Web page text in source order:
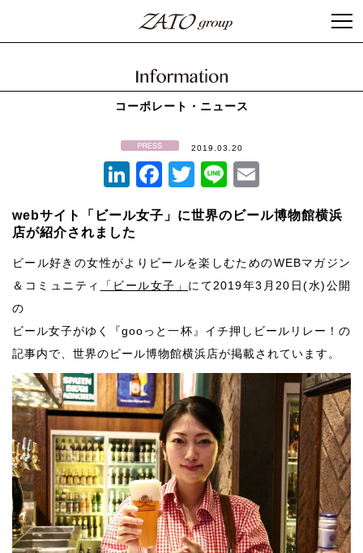
コーポレート・ニュース
2019.03.20
LinkedIn
Facebook
Twitter
Line
webサイト「ビール女子」に世界のビール博物館横浜
店が紹介されました
ビール好きの女性がよりビールを楽しむためのWEBマガジン
＆コミュニティ
「ビール女子」 にて2019年3月20日(水)公開
の
ビール女子がゆく『gooっと一杯』イチ押しビールリレー！の
記事内で、世界のビール博物館横浜店が掲載されています。